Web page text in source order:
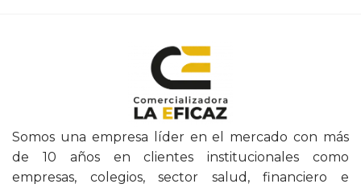
Somos una empresa líder en el mercado con más
de 10 años en clientes institucionales como
empresas, colegios, sector salud, financiero e